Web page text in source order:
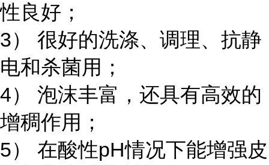
性良好；
3） 很好的洗涤、调理、抗静
电和杀菌用；
4） 泡沫丰富，还具有高效的
增稠作用；
5） 在酸性pH情况下能增强皮